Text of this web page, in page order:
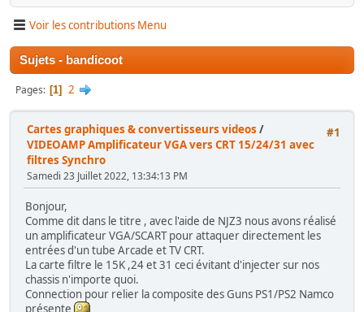
Voir les contributions Menu
Sujets - bandicoot
Pages 1 2
#1
Cartes graphiques & convertisseurs videos /
VIDEOAMP Amplificateur VGA vers CRT 15/24/31 avec
filtres Synchro
Samedi 23 Juillet 2022, 13:34:13 PM
Bonjour,
Comme dit dans le titre , avec l'aide de NJZ3 nous avons réalisé
un amplificateur VGA/SCART pour attaquer directement les
entrées d'un tube Arcade et TV CRT.
La carte filtre le 15K ,24 et 31 ceci évitant d'injecter sur nos
chassis n'importe quoi.
Connection pour relier la composite des Guns PS1/PS2 Namco
présente